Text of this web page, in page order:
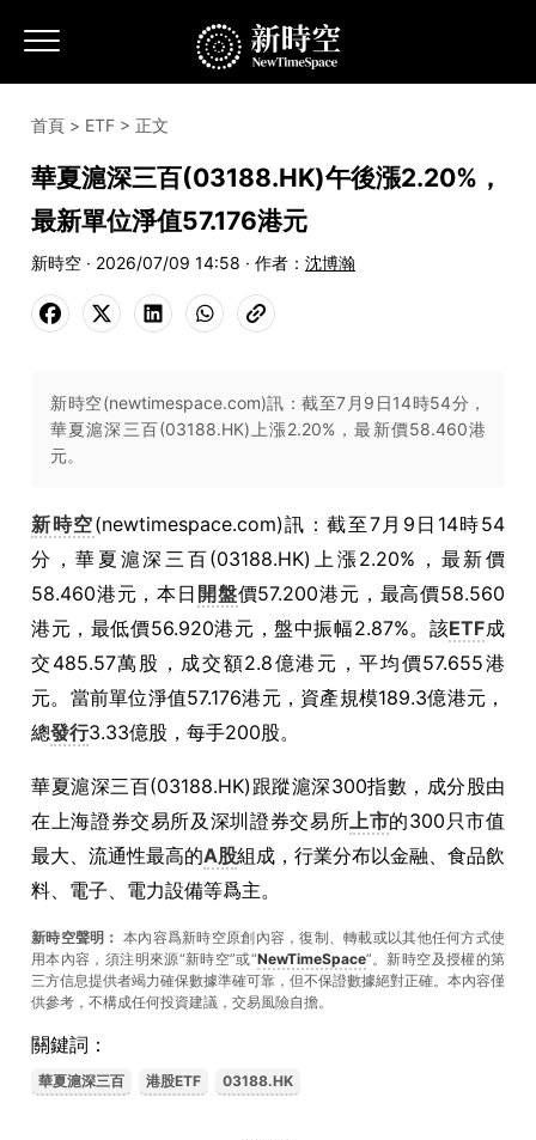
首頁 > ETF > 正文
華夏滬深三百(03188.HK)午後漲2.20%，
最新單位淨值57.176港元
新時空 · 2026/07/09 14:58 · 作者： 沈博瀚
新時空(newtimespace.com)訊：截至7月9日14時54分，
華夏滬深三百(03188.HK)上漲2.20%，最新價58.460港
元。
新時空(newtimespace.com)訊：截至7月9日14時54
分，華夏滬深三百(03188.HK)上漲2.20%，最新價
58.460港元，本日 開盤價57.200港元，最高價58.560
港元，最低價56.920港元，盤中振幅2.87%。該ETF成
交485.57萬股，成交額2.8億港元，平均價57.655港
元。當前單位淨值57.176港元，資產規模189.3億港元，
總發行3.33億股，每手200股。
華夏滬深三百(03188.HK)跟蹤滬深300指數，成分股由
在上海證券交易所及深圳證券交易所上市的300只市值
最大、流通性最高的A股組成，行業分布以金融、食品飲
料、電子、電力設備等爲主。
新時空聲明： 本內容爲新時空原創內容，復制、轉載或以其他任何方式使
用本內容，須注明來源“新時空”或“NewTimeSpace”。新時空及授權的第
三方信息提供者竭力確保數據準確可靠，但不保證數據絕對正確。本內容僅
供參考，不構成任何投資建議，交易風險自擔。
關鍵詞：
華夏滬深三百 港股ETF 03188.HK